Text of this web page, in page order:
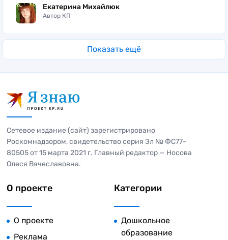
Екатерина Михайлюк
Автор КП
Показать ещё
Сетевое издание (сайт) зарегистрировано
Роскомнадзором, свидетельство серия Эл № ФС77-
80505 от 15 марта 2021 г. Главный редактор — Носова
Олеся Вячеславовна.
О проекте
О проекте
Реклама
Категории
Дошкольное
образование